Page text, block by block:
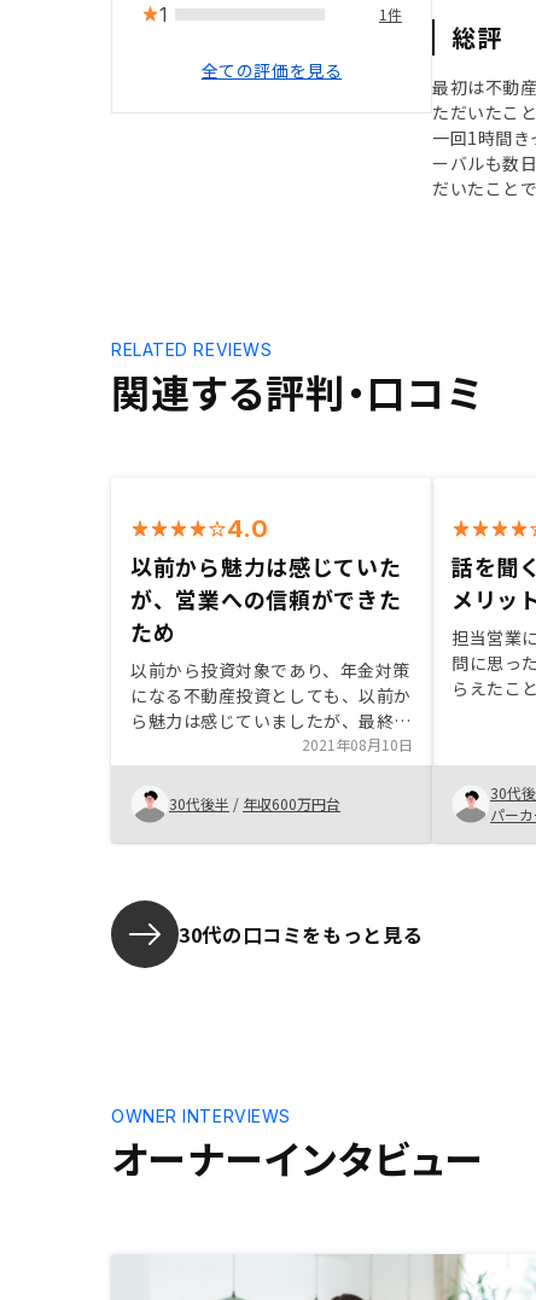
1 1件
全ての評価を見る
総評
最初は不動
ただいたこ
一回1時間
ーバルも数
だいたこと
関連する評判・口コミ
RELATED REVIEWS
4.0
以前から魅力は感じていた
が、営業への信頼ができた
ため
以前から投資対象であり、年金対策
になる不動産投資としても、以前か
ら魅力は感じていましたが、最終的
なきっかけとしては、営業の方の信
頼度に尽きると思います。個人的な
意見ですので、詳細は割愛させてい
ただきますが、表を使った説明など
とてもわかりやすかったです。今回
ールで、こちらも細かな要望をした
ため、難しいところもあったとは思
いますが、購入手続き以後について
も細かな説明をいただければと思い
2021年08月10日
30代後半 / 年収600万円台
話を聞
メリッ
担当営業
問に思っ
らえたこ
10万円
が素晴ら
った点に
た場合は
まうので
30代
パー
30代の口コミをもっと見る
オーナーインタビュー
OWNER INTERVIEWS